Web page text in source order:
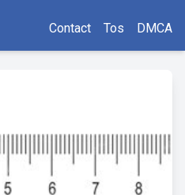
Contact Tos DMCA